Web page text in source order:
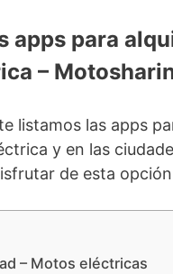
apps para
–
listamos las apps
y en las
de esta
– Motos eléctricas